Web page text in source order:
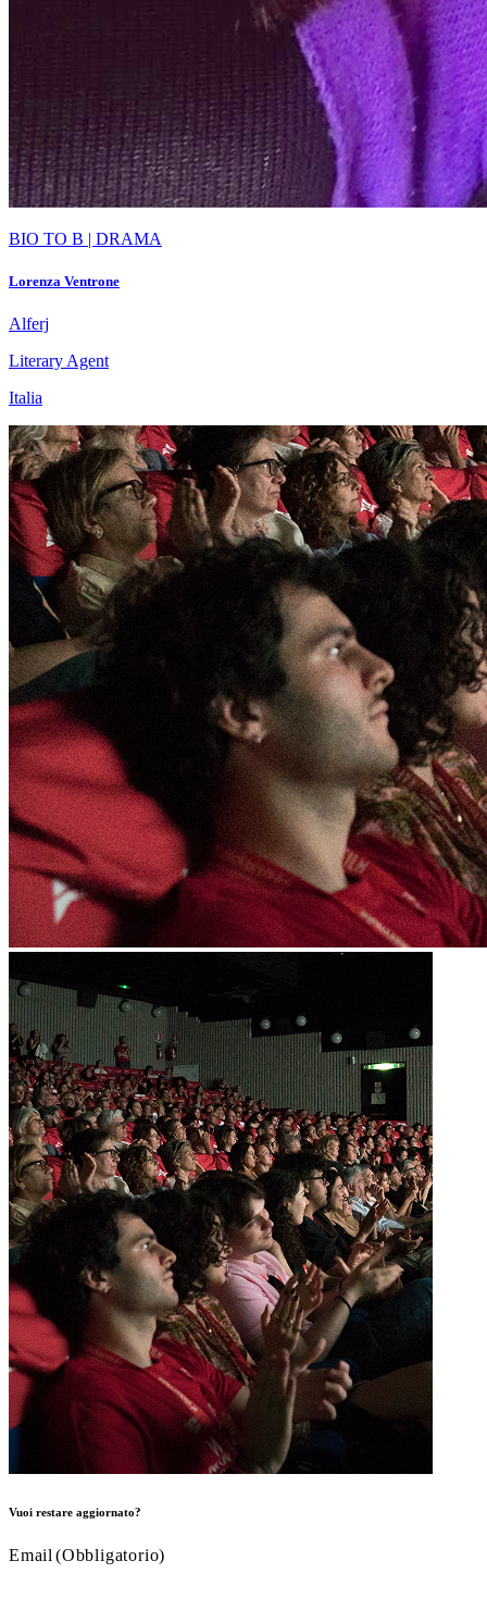
BIO TO B | DRAMA
Lorenza Ventrone
Alferj
Literary Agent
Italia
Vuoi restare aggiornato?
Email (Obbligatorio)